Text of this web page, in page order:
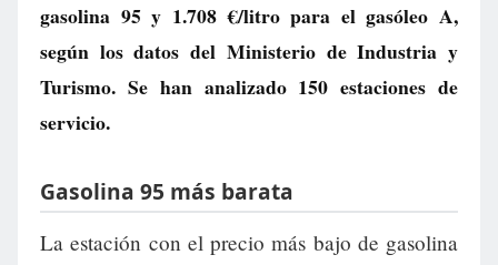
gasolina 95 y 1.708 €/litropara el gasóleo A,
según los datos del Ministerio de Industria y
Turismo. Se han analizado 150 estaciones de
servicio.
Gasolina 95 más barata
La estación con el precio más bajo de gasolina